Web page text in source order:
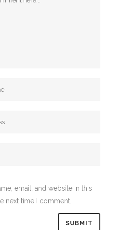
email, and website in this
next time I comment.